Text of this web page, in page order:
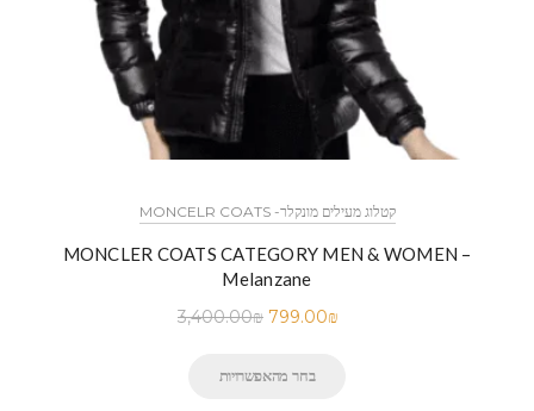
MONCELR COATS -קטלוג מעילים מונקלר
MONCLER COATS CATEGORY MEN & WOMEN –
Melanzane
3,400.00₪ 799.00₪
בחר מהאפשרויות